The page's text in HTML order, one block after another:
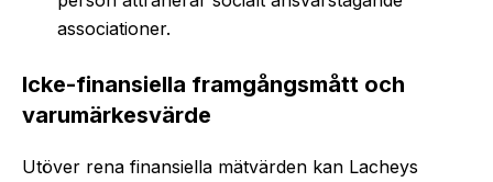
associationer.
Icke-finansiella framgångsmått och
varumärkesvärde
Utöver rena finansiella mätvärden kan Lacheys